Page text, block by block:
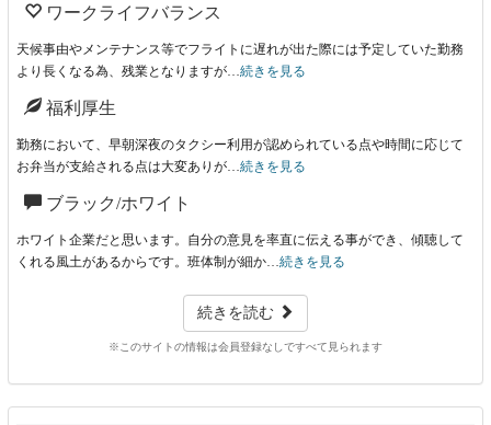
ワークライフバランス
天候事由やメンテナンス等でフライトに遅れが出た際には予定していた勤務
より長くなる為、残業となりますが…続きを見る
福利厚生
勤務において、早朝深夜のタクシー利用が認められている点や時間に応じて
お弁当が支給される点は大変ありが…続きを見る
ブラック/ホワイト
ホワイト企業だと思います。自分の意見を率直に伝える事ができ、傾聴して
くれる風土があるからです。班体制が細か…続きを見る
続きを読む
※このサイトの情報は会員登録なしですべて見られます